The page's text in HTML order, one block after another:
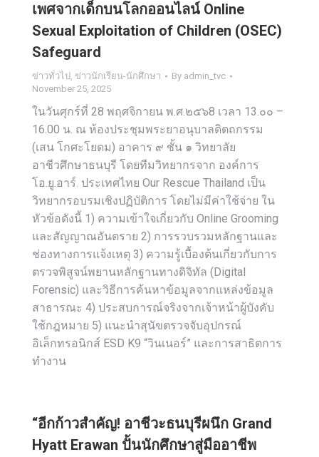
เพศจากเด็กบนโลกออนไลน์ Online
Sexual Exploitation of Children (OSEC)
Safeguard
ข่าวทั่วไป, ข่าวนักเรียน-นักศึกษา By admin_tvc
November 25, 2025
ในวันศุกร์ที่ 28 พฤศจิกายน พ.ศ.๒๕๖8 เวลา 13.๐๐ –
16.00 น. ณ ห้องประชุมพระยาอนุบาลดิตถกรรม
(เสน โกศะโยดม) อาคาร ๙ ชั้น ๑ วิทยาลัย
อาชีวศึกษาธนบุรี โดยทีมวิทยากรจาก องค์การ
โอ.ยู.อาร์. ประเทศไทย Our Rescue Thailand เป็น
วิทยากรอบรมเชิงปฏิบัติการ โดยไม่มีค่าใช้จ่าย ใน
หัวข้อดังนี้ 1) ความเข้าใจเกี่ยวกับ Online Grooming
และสัญญาณอันตราย 2) การรวบรวมหลักฐานและ
ช่องทางการแจ้งเหตุ 3) ความรู้เบื้องต้นเกี่ยวกับการ
ตรวจพิสูจน์พยานหลักฐานทางดิจิทัล (Digital
Forensic) และวิธีการค้นหาข้อมูลจากแหล่งข้อมูล
สาธารณะ 4) ประสบการณ์จริงจากเจ้าหน้าผู้บังคับ
ใช้กฎหมาย 5) แนะนำสุนัขตรวจจับอุปกรณ์
อิเล็กทรอนิกส์ ESD K9 “วินเนอร์” และการสาธิตการ
ทำงาน
“อีกก้าวสำคัญ! อาชีวะธนบุรีผนึก Grand
Hyatt Erawan ปั้นนักศึกษาสู่มืออาชีพ